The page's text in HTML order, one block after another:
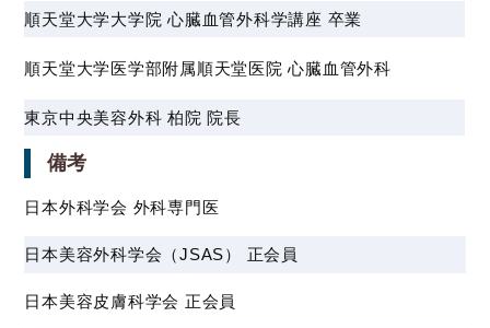
順天堂大学大学院 心臓血管外科学講座 卒業
順天堂大学医学部附属順天堂医院 心臓血管外科
東京中央美容外科 柏院 院長
備考
日本外科学会 外科専門医
日本美容外科学会（JSAS） 正会員
日本美容皮膚科学会 正会員